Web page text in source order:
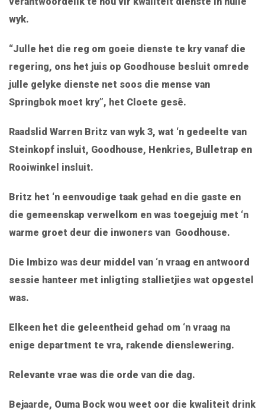
wyk.
“Julle het die reg om goeie dienste te kry vanaf die
regering, ons het juis op Goodhouse besluit omrede
julle gelyke dienste net soos die mense van
Springbok moet kry”, het Cloete gesê.
Raadslid Warren Britz van wyk 3, wat ‘n gedeelte van
Steinkopf insluit, Goodhouse, Henkries, Bulletrap en
Rooiwinkel insluit.
Britz het ‘n eenvoudige taak gehad en die gaste en
die gemeenskap verwelkom en was toegejuig met ‘n
warme groet deur die inwoners van Goodhouse.
Die Imbizo was deur middel van ‘n vraag en antwoord
sessie hanteer met inligting stallietjies wat opgestel
was.
Elkeen het die geleentheid gehad om ‘n vraag na
enige department te vra, rakende dienslewering.
Relevante vrae was die orde van die dag.
Bejaarde, Ouma Bock wou weet oor die kwaliteit drink